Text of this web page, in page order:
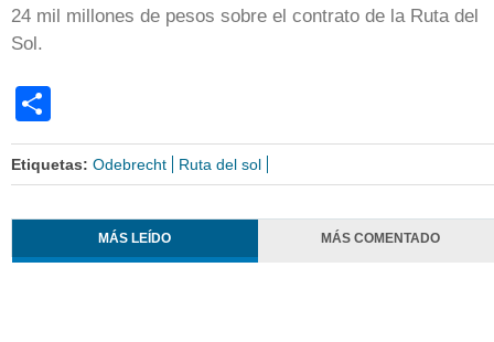
24 mil millones de pesos sobre el contrato de la Ruta del
Sol.
Etiquetas: Odebrecht Ruta del sol
MÁS LEÍDO MÁS COMENTADO